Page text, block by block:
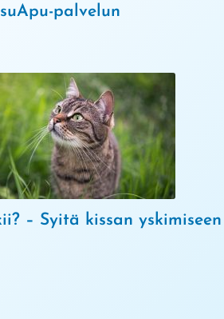
palvelun
– Syitä kissan yskimiseen